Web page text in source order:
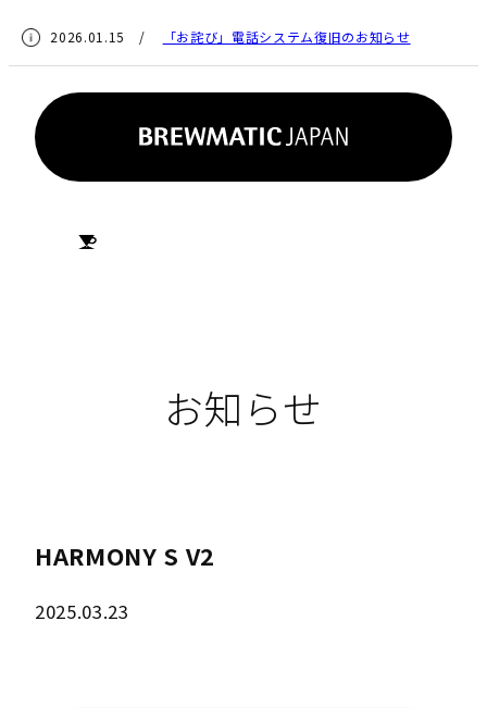
2026.01.15 / 「お詫び」電話システム復旧のお知らせ
お知らせ
HARMONY S V2
2025.03.23